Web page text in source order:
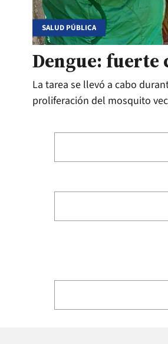
SALUD PÚBLICA
Dengue:
La tarea se llevó a cabo
proliferación del mosquito